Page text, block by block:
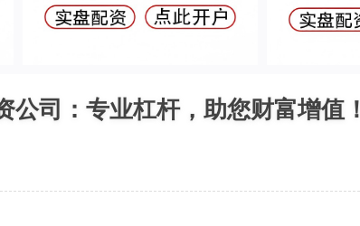
公司：专业杠杆，助您财富增值！